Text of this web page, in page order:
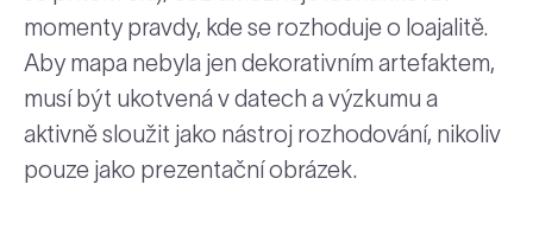
momenty pravdy, kde se rozhoduje o loajalitě.
Aby mapa nebyla jen dekorativním artefaktem,
musí být ukotvená v datech a výzkumu a
aktivně sloužit jako nástroj rozhodování, nikoliv
pouze jako prezentační obrázek.